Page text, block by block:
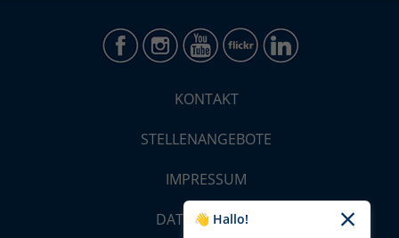
KONTAKT
STELLENANGEBOTE
IMPRESSUM
DATENSCHUTZ
👋 Hallo!